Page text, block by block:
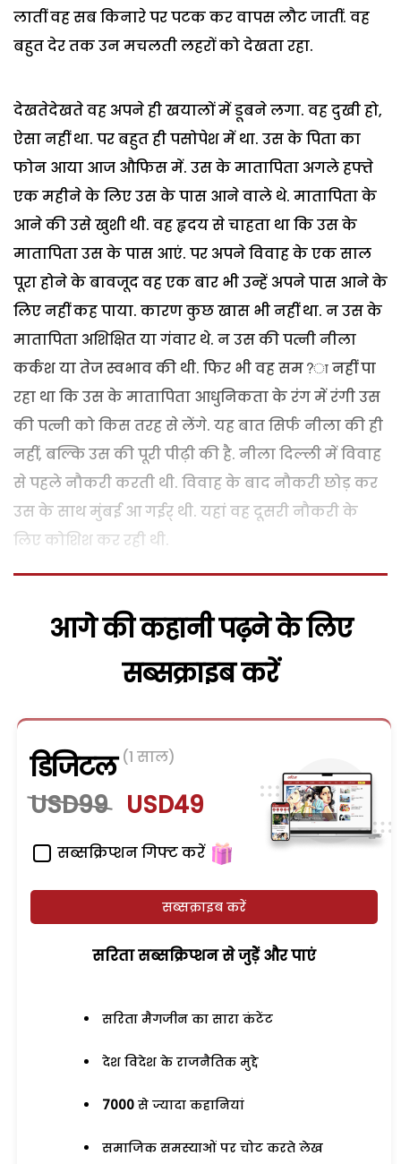
लातीं वह सब किनारे पर पटक कर वापस लौट जातीं. वह
बहुत देर तक उन मचलती लहरों को देखता रहा.
देखतेदेखते वह अपने ही खयालों में डूबने लगा. वह दुखी हो,
ऐसा नहीं था. पर बहुत ही पसोपेश में था. उस के पिता का
फोन आया आज औफिस में. उस के मातापिता अगले हफ्ते
एक महीने के लिए उस के पास आने वाले थे. मातापिता के
आने की उसे खुशी थी. वह हृदय से चाहता था कि उस के
मातापिता उस के पास आएं. पर अपने विवाह के एक साल
पूरा होने के बावजूद वह एक बार भी उन्हें अपने पास आने के
लिए नहीं कह पाया. कारण कुछ खास भी नहीं था. न उस के
मातापिता अशिक्षित या गंवार थे. न उस की पत्नी नीला
कर्कश या तेज स्वभाव की थी. फिर भी वह सम?ा नहीं पा
रहा था कि उस के मातापिता आधुनिकता के रंग में रंगी उस
की पत्नी को किस तरह से लेंगे. यह बात सिर्फ नीला की ही
नहीं, बल्कि उस की पूरी पीढ़ी की है. नीला दिल्ली में विवाह
से पहले नौकरी करती थी. विवाह के बाद नौकरी छोड़ कर
उस के साथ मुंबई आ गईर् थी. यहां वह दूसरी नौकरी के
लिए कोशिश कर रही थी.
आगे की कहानी पढ़ने के लिए
सब्सक्राइब करें
डिजिटल (1 साल)
USD99 USD49
सब्सक्रिप्शन गिफ्ट करें
सब्सक्राइब करें
सरिता सब्सक्रिप्शन से जुड़ेें और पाएं
सरिता मैगजीन का सारा कंटेंट
देश विदेश के राजनैतिक मुद्दे
7000 से ज्यादा कहानियां
समाजिक समस्याओं पर चोट करते लेख